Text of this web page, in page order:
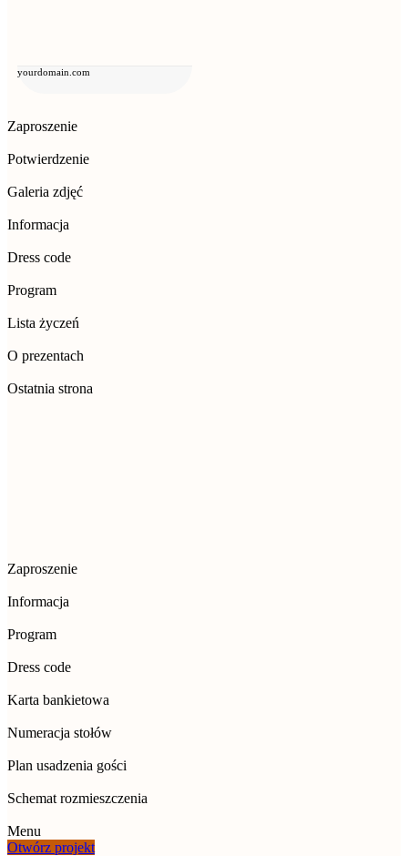
yourdomain.com
Zaproszenie
Potwierdzenie
Galeria zdjęć
Informacja
Dress code
Program
Lista życzeń
O prezentach
Ostatnia strona
Zaproszenie
Informacja
Program
Dress code
Karta bankietowa
Numeracja stołów
Plan usadzenia gości
Schemat rozmieszczenia
Menu
Otwórz projekt